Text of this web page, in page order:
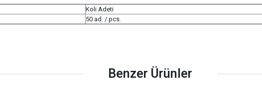
Koli Adeti
50 ad. / pcs.
Benzer Ürünler